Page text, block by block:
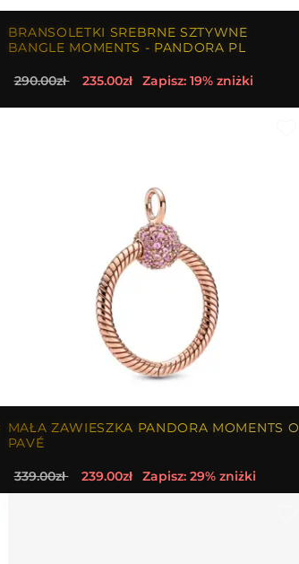
BRANSOLETKI SREBRNE SZTYWNE
BANGLE MOMENTS - PANDORA PL
290.00zł 235.00zł Zapisz: 19% zniżki
MAŁA ZAWIESZKA PANDORA MOMENTS O
PAVÉ
339.00zł 239.00zł Zapisz: 29% zniżki